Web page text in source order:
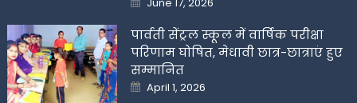
on
June 17, 2026
पार्वती सेंट्रल स्कूल में वार्षिक परीक्षा
परिणाम घोषित, मेधावी छात्र-छात्राएं हुए
सम्मानित
Posted
on
April 1, 2026